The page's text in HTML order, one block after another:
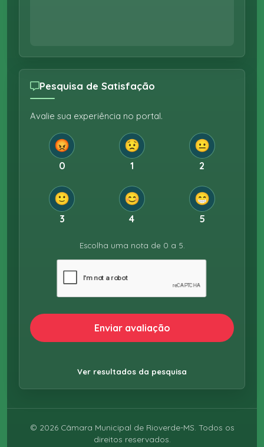
Pesquisa de Satisfação
Avalie sua experiência no portal.
😡
0
😟
1
😐
2
🙂
3
😊
4
😁
5
Escolha uma nota de 0 a 5.
Enviar avaliação
Ver resultados da pesquisa
© 2026Câmara Municipal de Rioverde-MS. Todos os
direitos reservados.